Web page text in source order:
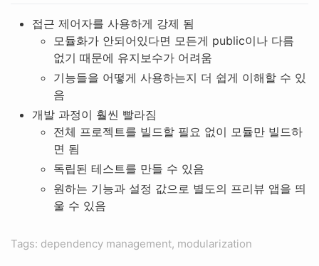
접근 제어자를 사용하게 강제 됨
모듈화가 안되어있다면 모든게 public이나 다름
없기 때문에 유지보수가 어려움
기능들을 어떻게 사용하는지 더 쉽게 이해할 수 있
음
개발 과정이 훨씬 빨라짐
전체 프로젝트를 빌드할 필요 없이 모듈만 빌드하
면 됨
독립된 테스트를 만들 수 있음
원하는 기능과 설정 값으로 별도의 프리뷰 앱을 띄
울 수 있음
Tags: dependency management, modularization